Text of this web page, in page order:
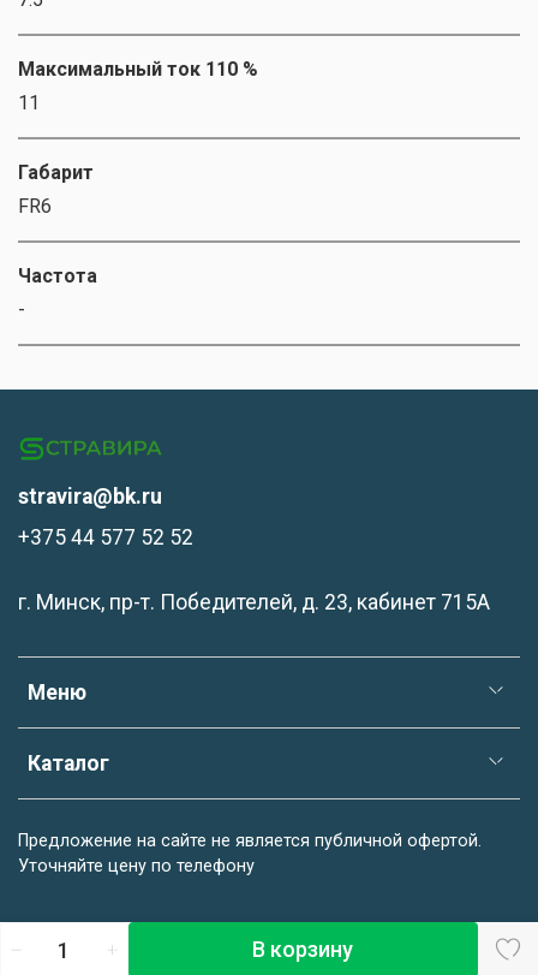
В корзину
Максимальный ток 110 %
11
Габарит
FR6
Частота
-
Меню
Каталог
stravira@bk.ru
+375 44 577 52 52
г. Минск, пр-т. Победителей, д. 23, кабинет 715А
Предложение на сайте не является публичной офертой.
Уточняйте цену по телефону